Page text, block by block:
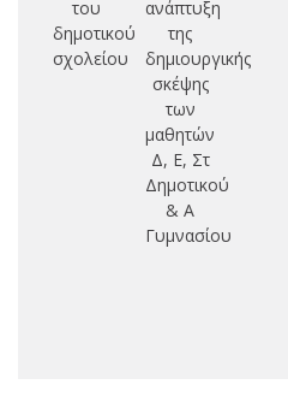
του
δημοτικού
σχολείου
ανάπτυξη
της
δημιουργικής
σκέψης
των
μαθητών
Δ, Ε, Στ
Δημοτικού
& Α
Γυμνασίου